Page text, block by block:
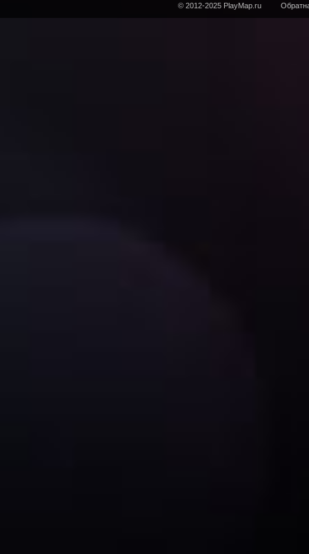
© 2012-2025 PlayMap.ru